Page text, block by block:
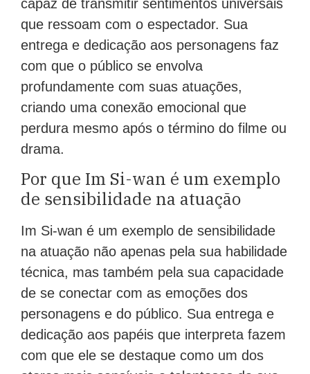
capaz de transmitir sentimentos universais
que ressoam com o espectador. Sua
entrega e dedicação aos personagens faz
com que o público se envolva
profundamente com suas atuações,
criando uma conexão emocional que
perdura mesmo após o término do filme ou
drama.
Por que Im Si-wan é um exemplo
de sensibilidade na atuação
Im Si-wan é um exemplo de sensibilidade
na atuação não apenas pela sua habilidade
técnica, mas também pela sua capacidade
de se conectar com as emoções dos
personagens e do público. Sua entrega e
dedicação aos papéis que interpreta fazem
com que ele se destaque como um dos